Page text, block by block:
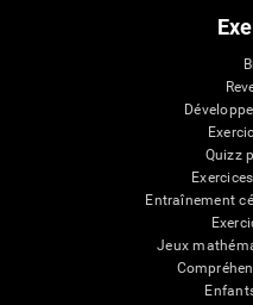
Quizz
Entraînement
Jeux